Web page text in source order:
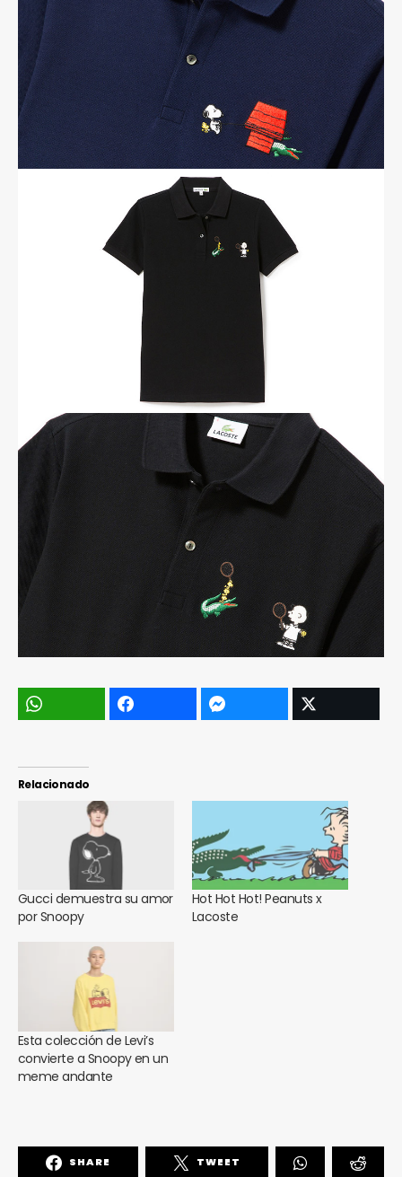
Relacionado
Gucci demuestra su amor
por Snoopy
Hot Hot Hot! Peanuts x
Lacoste
Esta colección de Levi’s
convierte a Snoopy en un
meme andante
SHARE TWEET